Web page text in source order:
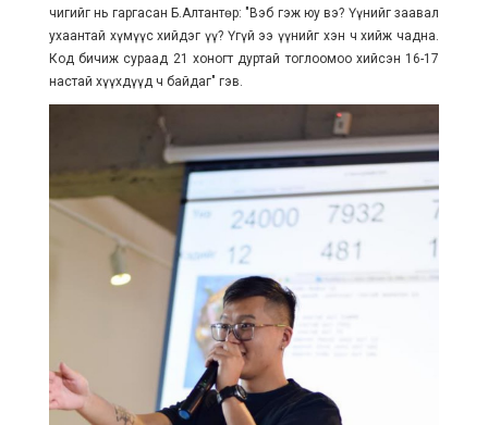
чигийг нь гаргасан Б.Алтантөр: "Вэб гэж юу вэ? Үүнийг заавал
ухаантай хүмүүс хийдэг үү? Үгүй ээ үүнийг хэн ч хийж чадна.
Код бичиж сураад 21 хоногт дуртай тоглоомоо хийсэн 16-17
настай хүүхдүүд ч байдаг" гэв.